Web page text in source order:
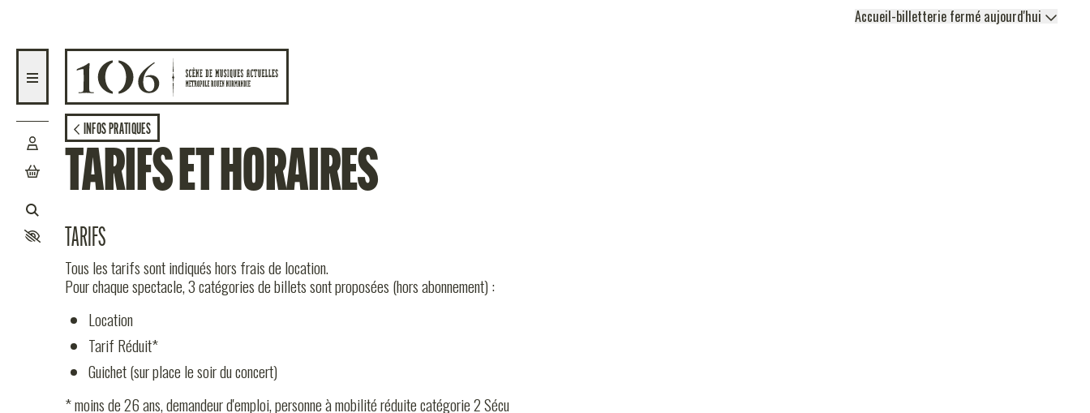
Accueil-billetterie fermé aujourd'hui
INFOS PRATIQUES
TARIFS ET HORAIRES
TARIFS
Tous les tarifs sont indiqués hors frais de location.
Pour chaque spectacle, 3 catégories de billets sont proposées (hors abonnement) :
Location
Tarif Réduit*
Guichet (sur place le soir du concert)
* moins de 26 ans, demandeur d'emploi, personne à mobilité réduite catégorie 2 Sécu
AGENDA
ACTION CULTURELLE